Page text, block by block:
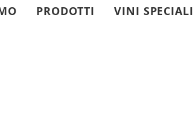
PRODOTTI VINI SPECIALI